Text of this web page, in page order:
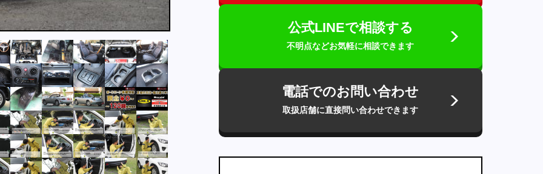
公式LINEで相談する
不明点などお気軽に相談できます
電話でのお問い合わせ
取扱店舗に直接問い合わせできます